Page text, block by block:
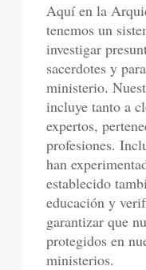
Aquí en la
tenemos un
investigar
sacerdotes y
ministerio.
incluye tanto a
expertos,
profesiones.
han
establecido
educación y
garantizar que
protegidos en
ministerios.